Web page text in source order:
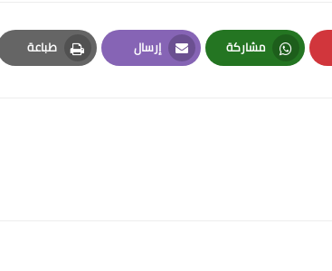
مشاركة
Whatsapp
إرسال
Email
طباعة
Print